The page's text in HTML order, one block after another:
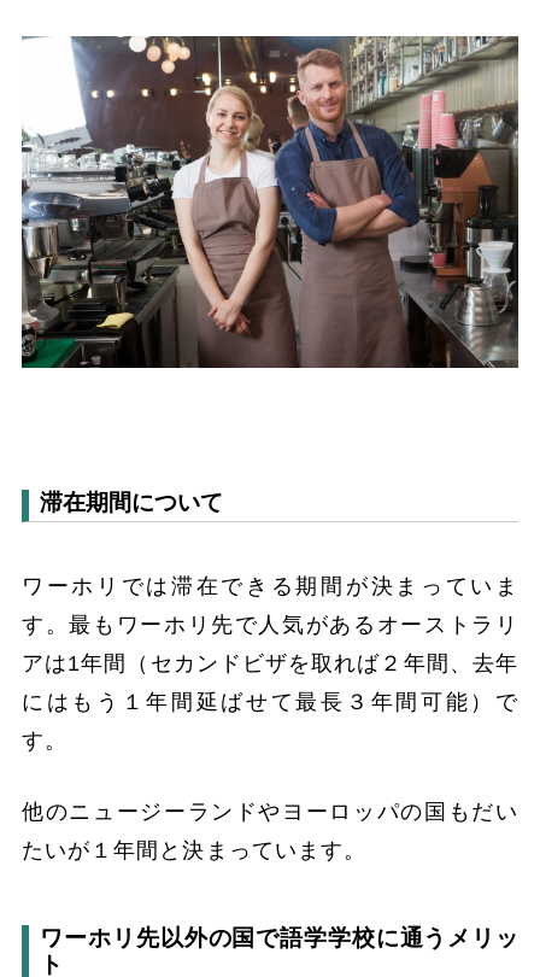
滞在期間について
ワーホリでは滞在できる期間が決まっていま
す。最もワーホリ先で人気があるオーストラリ
アは1年間（セカンドビザを取れば２年間、去年
にはもう１年間延ばせて最長３年間可能）で
す。
他のニュージーランドやヨーロッパの国もだい
たいが１年間と決まっています。
ワーホリ先以外の国で語学学校に通うメリッ
ト